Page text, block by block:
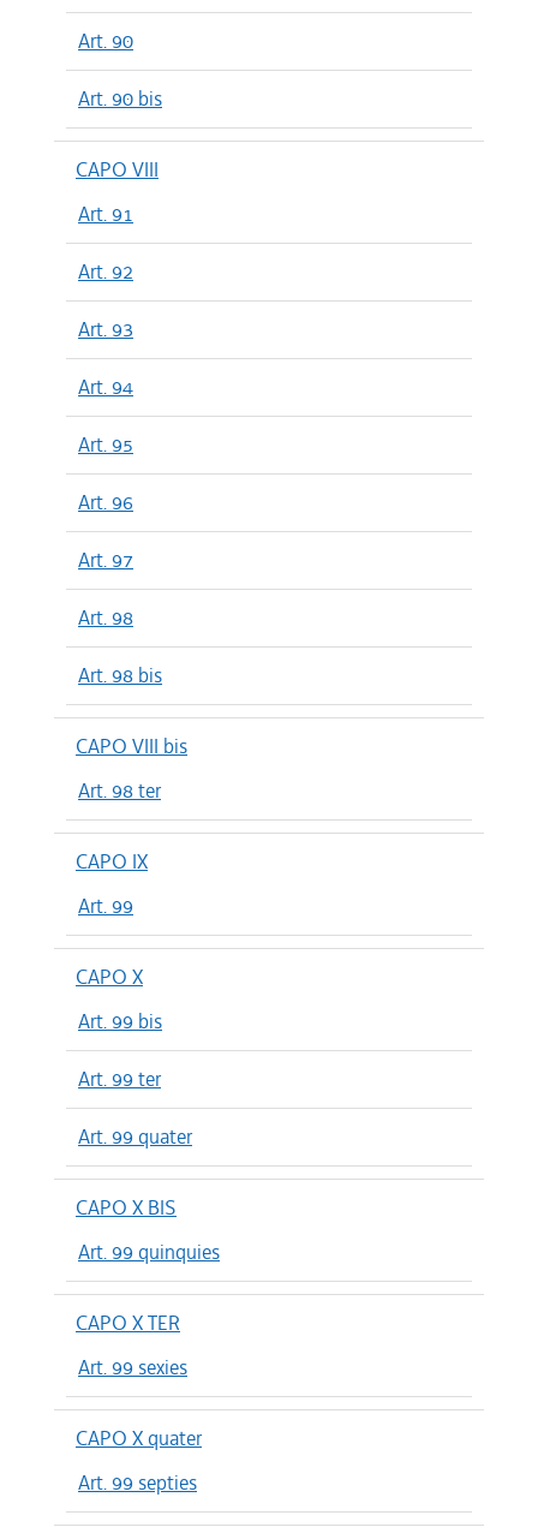
Art. 90
Art. 90 bis
CAPO VIII
Art. 91
Art. 92
Art. 93
Art. 94
Art. 95
Art. 96
Art. 97
Art. 98
Art. 98 bis
CAPO VIII bis
Art. 98 ter
CAPO IX
Art. 99
CAPO X
Art. 99 bis
Art. 99 ter
Art. 99 quater
CAPO X BIS
Art. 99 quinquies
CAPO X TER
Art. 99 sexies
CAPO X quater
Art. 99 septies